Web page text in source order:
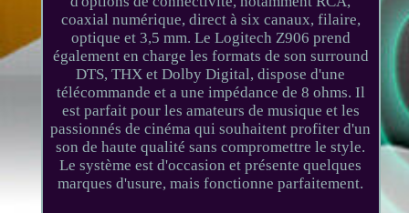
coaxial numérique, direct à six canaux, filaire,
optique et 3,5 mm. Le Logitech Z906 prend
également en charge les formats de son surround
DTS, THX et Dolby Digital, dispose d'une
télécommande et a une impédance de 8 ohms. Il
est parfait pour les amateurs de musique et les
passionnés de cinéma qui souhaitent profiter d'un
son de haute qualité sans compromettre le style.
Le système est d'occasion et présente quelques
marques d'usure, mais fonctionne parfaitement.